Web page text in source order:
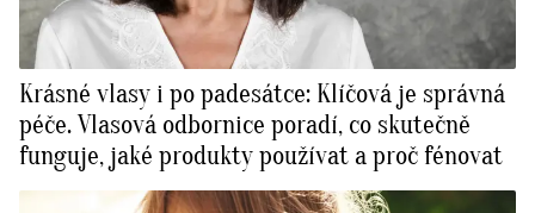
Krásné vlasy i po padesátce: Klíčová je správná
péče. Vlasová odbornice poradí, co skutečně
funguje, jaké produkty používat a proč fénovat